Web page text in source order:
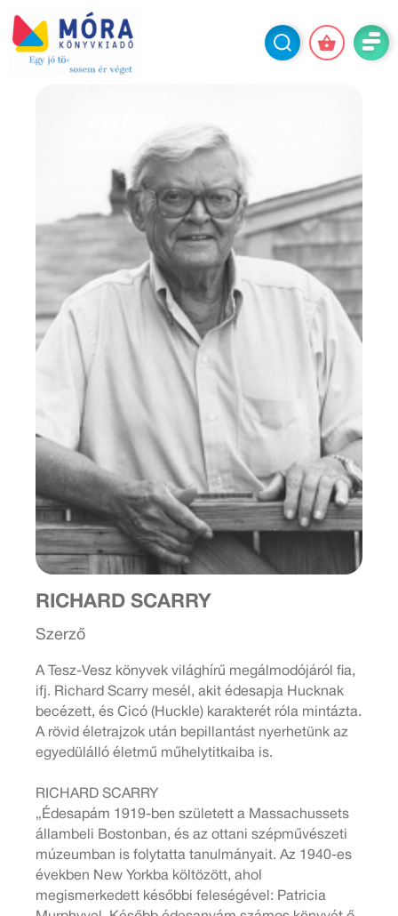
RICHARD SCARRY
Szerző
A Tesz-Vesz könyvek világhírű megálmodójáról fia,
ifj. Richard Scarry mesél, akit édesapja Hucknak
becézett, és Cicó (Huckle) karakterét róla mintázta.
A rövid életrajzok után bepillantást nyerhetünk az
egyedülálló életmű műhelytitkaiba is.
RICHARD SCARRY
„Édesapám 1919-ben született a Massachussets
állambeli Bostonban, és az ottani szépművészeti
múzeumban is folytatta tanulmányait. Az 1940-es
években New Yorkba költözött, ahol
megismerkedett későbbi feleségével: Patricia